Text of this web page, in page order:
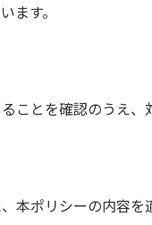
ます。
とを確認のうえ、
ポリシーの内容を